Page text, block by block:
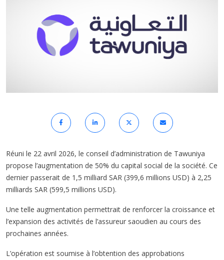
Réuni le 22 avril 2026, le conseil d’administration de Tawuniya
propose l’augmentation de 50% du capital social de la société. Ce
dernier passerait de 1,5 milliard SAR (399,6 millions USD) à 2,25
milliards SAR (599,5 millions USD).
Une telle augmentation permettrait de renforcer la croissance et
l’expansion des activités de l’assureur saoudien au cours des
prochaines années.
L’opération est soumise à l’obtention des approbations